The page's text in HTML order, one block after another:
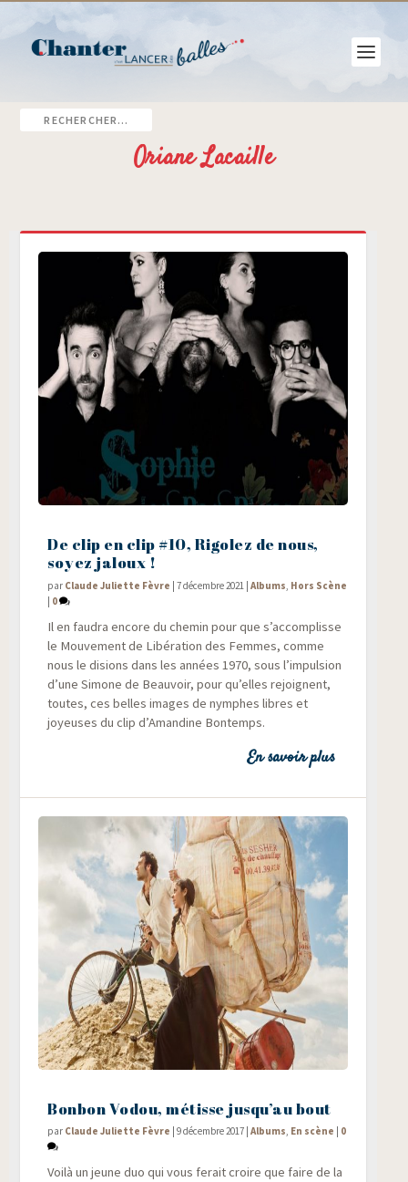
Oriane Lacaille
De clip en clip #10, Rigolez de nous,
soyez jaloux !
par Claude Juliette Fèvre |7 décembre 2021 |Albums Hors Scène
| 0
Il en fau­dra encore du che­min pour que s’accomplisse
le Mou­ve­ment de Libé­ra­tion des Femmes, comme
nous le disions dans les années 1970, sous l’impulsion
d’une Simone de Beau­voir, pour qu’elles rejoignent,
toutes, ces belles images de nymphes libres et
joyeuses du clip d’Amandine Bontemps.
En savoir plus
Bonbon Vodou, métisse jusqu’au bout
par Claude Juliette Fèvre |9 décembre 2017 |Albums, En scène 0
Voi­là un jeune duo qui vous ferait croire que faire de la